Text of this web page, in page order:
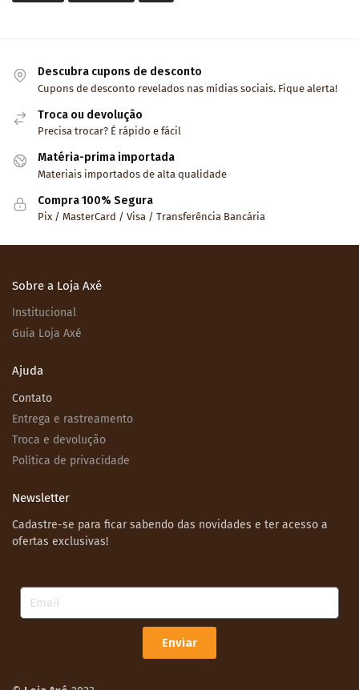
Descubra cupons de desconto
Cupons de desconto revelados nas mídias sociais. Fique alerta!
Troca ou devolução
Precisa trocar? É rápido e fácil
Matéria-prima importada
Materiais importados de alta qualidade
Compra 100% Segura
Pix / MasterCard / Visa / Transferência Bancária
Sobre a Loja Axé
Institucional
Guia Loja Axé
Ajuda
Contato
Entrega e rastreamento
Troca e devolução
Política de privacidade
Newsletter
Cadastre-se para ficar sabendo das novidades e ter acesso a
ofertas exclusivas!
Enviar